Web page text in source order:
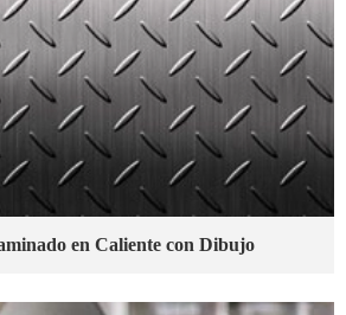
en Caliente con Dibujo